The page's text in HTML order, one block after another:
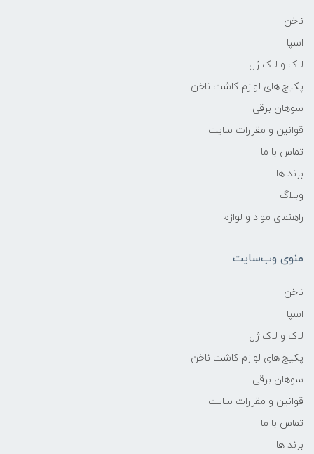
ناخن
اسپا
لاک و لاک ژل
پکیج های لوازم کاشت ناخن
سوهان برقی
قوانین و مقررات سایت
تماس با ما
برند ها
وبلاگ
راهنمای مواد و لوازم
منوی وب‌سایت
ناخن
اسپا
لاک و لاک ژل
پکیج های لوازم کاشت ناخن
سوهان برقی
قوانین و مقررات سایت
تماس با ما
برند ها